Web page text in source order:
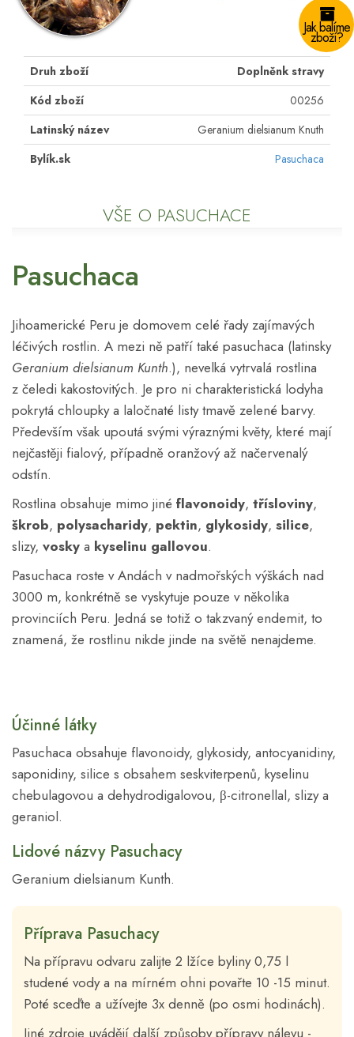
Jak balíme
zboží?
Druh zboží
Doplněnk stravy
Kód zboží
00256
Latinský název
Geranium dielsianum Knuth
Bylík.sk
Pasuchaca
VŠE O PASUCHACE
Pasuchaca
Jihoamerické Peru je domovem celé řady zajímavých
léčivých rostlin. A mezi ně patří také pasuchaca (latinsky
Geranium dielsianum Kunth.), nevelká vytrvalá rostlina
z čeledi kakostovitých. Je pro ni charakteristická lodyha
pokrytá chloupky a laločnaté listy tmavě zelené barvy.
Především však upoutá svými výraznými květy, které mají
nejčastěji fialový, případně oranžový až načervenalý
odstín.
Rostlina obsahuje mimo jiné flavonoidy, třísloviny,
škrob, polysacharidy, pektin, glykosidy, silice,
slizy, vosky a kyselinu gallovou.
Pasuchaca roste v Andách v nadmořských výškách nad
3000 m, konkrétně se vyskytuje pouze v několika
provinciích Peru. Jedná se totiž o takzvaný endemit, to
znamená, že rostlinu nikde jinde na světě nenajdeme.
Účinné látky
Pasuchaca obsahuje flavonoidy, glykosidy, antocyanidiny,
saponidiny, silice s obsahem seskviterpenů, kyselinu
chebulagovou a dehydrodigalovou, β-citronellal, slizy a
geraniol.
Lidové názvy Pasuchacy
Geranium dielsianum Kunth.
Příprava Pasuchacy
Na přípravu odvaru zalijte 2 lžíce byliny 0,75 l
studené vody a na mírném ohni povařte 10 -15 minut.
Poté sceďte a užívejte 3x denně (po osmi hodinách).
Jiné zdroje uvádějí další způsoby přípravy nálevu -